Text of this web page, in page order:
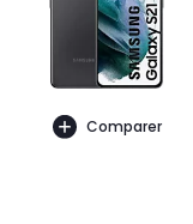
Comparer